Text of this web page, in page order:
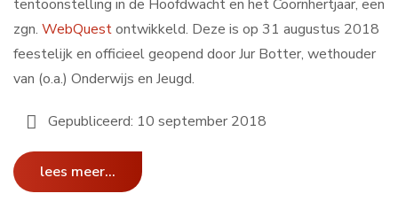
tentoonstelling in de Hoofdwacht en het Coornhertjaar, een
zgn. WebQuestontwikkeld. Deze is op 31 augustus 2018
feestelijk en officieel geopend door Jur Botter, wethouder
van (o.a.) Onderwijs en Jeugd.
Gepubliceerd: 10 september 2018
lees meer...